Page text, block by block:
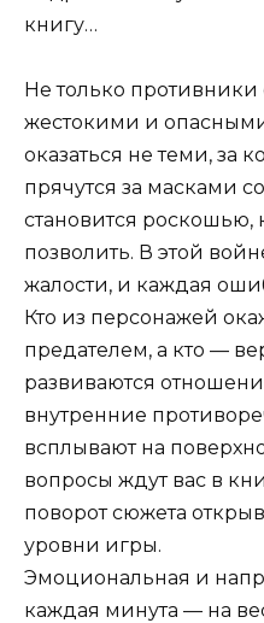
книгу…
Не только противники
жестокими и
оказаться не теми, за
прячутся за масками
становится роскошью,
позволить. В этой
жалости, и каждая
Кто из персонажей
предателем, а кто —
развиваются
внутренние
всплывают на
вопросы ждут вас в
поворот сюжета
уровни игры.
Эмоциональная и
каждая минута — на